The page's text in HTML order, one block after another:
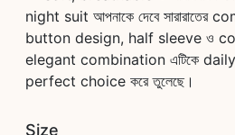
night suit আপনাকে দেবে
button design, half sleeve ও
elegant combination এটিকে
perfect choice করে তুলেছে।
Size